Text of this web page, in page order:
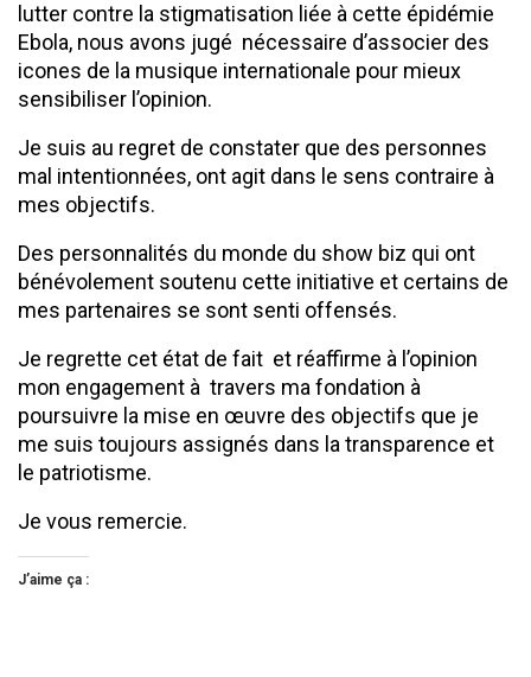
lutter contre la stigmatisation liée à cette épidémie
Ebola, nous avons jugé nécessaire d’associer des
icones de la musique internationale pour mieux
sensibiliser l’opinion.
Je suis au regret de constater que des personnes
mal intentionnées, ont agit dans le sens contraire à
mes objectifs.
Des personnalités du monde du show biz qui ont
bénévolement soutenu cette initiative et certains de
mes partenaires se sont senti offensés.
Je regrette cet état de fait et réaffirme à l’opinion
mon engagement à travers ma fondation à
poursuivre la mise en œuvre des objectifs que je
me suis toujours assignés dans la transparence et
le patriotisme.
Je vous remercie.
J’aime ça :